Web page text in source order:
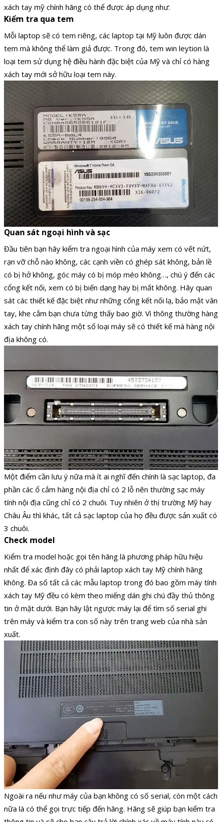
xách tay mỹ chính hãng có thể được áp dụng như:
Kiểm tra qua tem
Mỗi laptop sẽ có tem riêng, các laptop tại Mỹ luôn được dán
tem mà không thể làm giả được. Trong đó, tem win leytion là
loại tem sử dụng hệ điều hành đặc biệt của Mỹ và chỉ có hàng
xách tay mới sở hữu loại tem này.
Quan sát ngoại hình và sạc
Đầu tiên bạn hãy kiểm tra ngoại hình của máy xem có vết nứt,
rạn vỡ chỗ nào không, các cạnh viền có ghép sát không, bản lề
có bị hở không, góc máy có bị móp méo không…, chú ý đến các
cổng kết nối, xem có bị biến dạng hay bị mất không. Hãy quan
sát các thiết kế đặc biệt như những cổng kết nối lạ, bảo mật vân
tay, khe cắm bạn chưa từng thấy bao giờ. Vì thông thường hàng
xách tay chính hãng một số loại máy sẽ có thiết kế mà hàng nội
địa không có.
Một điểm cần lưu ý nữa mà ít ai nghĩ đến chính là sạc laptop, đa
phần các ổ cắm hàng nội địa chỉ có 2 lỗ nên thường sạc máy
tính nội địa cũng chỉ có 2 chuôi. Tuy nhiên ở thị trường Mỹ hay
Châu Âu thì khác, tất cả sạc laptop của họ đều được sản xuất có
3 chuôi.
Check model
Kiểm tra model hoặc gọi tên hãng là phương pháp hữu hiệu
nhất để xác định đây có phải laptop xách tay Mỹ chính hãng
không. Đa số tất cả các mẫu laptop trong đó bao gồm máy tính
xách tay Mỹ đều có kèm theo miếng dán ghi chú đầy thủ thông
tin ở mặt dưới. Bạn hãy lật ngược máy lại để tìm số serial ghi
trên máy và kiểm tra con số này trên trang web của nhà sản
xuất.
Ngoài ra nếu như máy của bạn không có số serial, còn một cách
nữa là có thể gọi trực tiếp đến hãng. Hãng sẽ giúp bạn kiểm tra